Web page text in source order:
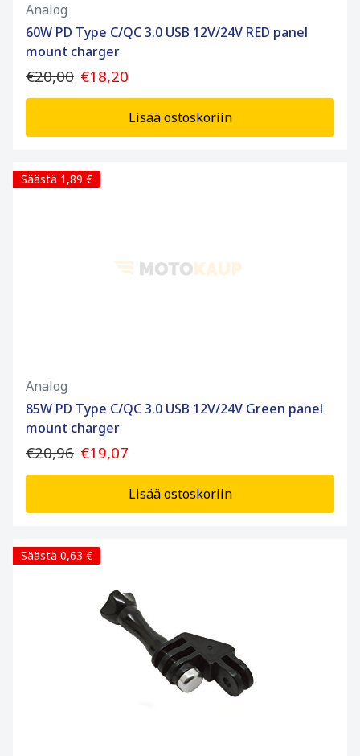
Analog
60W PD Type C/QC 3.0 USB 12V/24V RED panel
mount charger
€20,00 €18,20
Lisää ostoskoriin
Säästä 1,89 €
Analog
85W PD Type C/QC 3.0 USB 12V/24V Green panel
mount charger
€20,96 €19,07
Lisää ostoskoriin
Säästä 0,63 €